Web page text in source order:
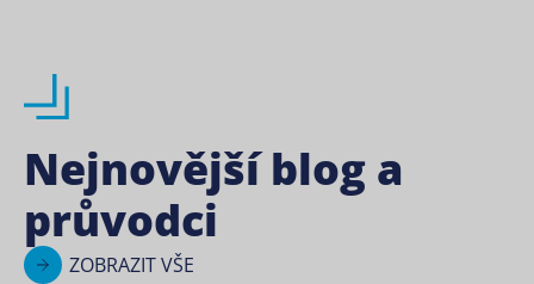
Nejnovější blog a
průvodci
ZOBRAZIT VŠE